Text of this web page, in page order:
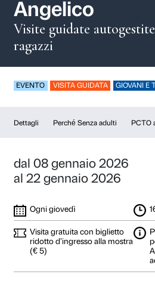
Senza
Angelico
Visite guidate
EVENTO VISITA GUIDATA
Dettagli Perché Senza adulti